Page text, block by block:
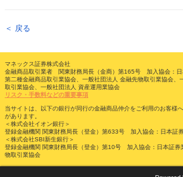
＜ 戻る
マネックス証券株式会社
金融商品取引業者 関東財務局長（金商）第165号 加入協会：日
第二種金融商品取引業協会、一般社団法人 金融先物取引業協会、
取引業協会、一般社団法人 資産運用業協会
リスク・手数料などの重要事項
当サイトは、以下の銀行が同行の金融商品仲介をご利用のお客様
があります。
＜株式会社イオン銀行＞
登録金融機関 関東財務局長（登金）第633号 加入協会：日本証
＜株式会社SBI新生銀行＞
登録金融機関 関東財務局長（登金）第10号 加入協会：日本証券
物取引業協会